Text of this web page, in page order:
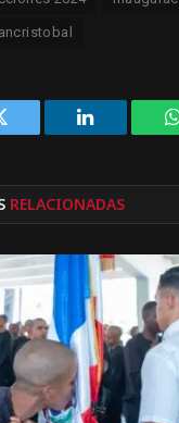
LinkedIn
RELACIONADAS